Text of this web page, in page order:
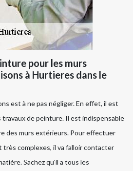
pour les murs
à Hurtieres dans le
est à ne pas négliger. En effet, il est
travaux de peinture. Il est indispensable
des murs extérieurs. Pour effectuer
complexes, il va falloir contacter
Sachez qu'il a tous les